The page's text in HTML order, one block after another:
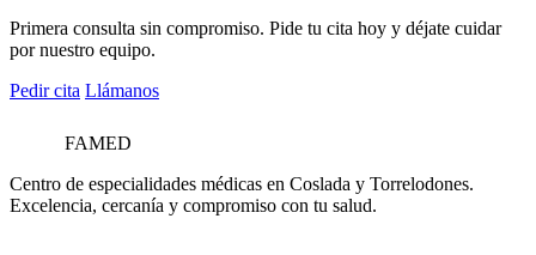
Primera consulta sin compromiso. Pide tu cita hoy y déjate cuidar
por nuestro equipo.
Pedir cita Llámanos
FAMED
Centro de especialidades médicas en Coslada y Torrelodones.
Excelencia, cercanía y compromiso con tu salud.